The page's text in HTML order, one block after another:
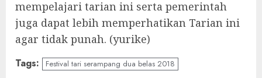
mempelajari tarian ini serta pemerintah
juga dapat lebih memperhatikan Tarian ini
agar tidak punah. (yurike)
Tags: Festival tari serampang dua belas 2018